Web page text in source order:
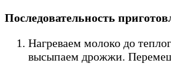
Последовательность
Нагреваем молоко до
высыпаем дрожжи.